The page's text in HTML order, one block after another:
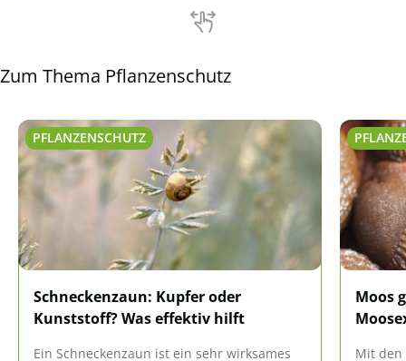
Zum Thema Pflanzenschutz
PFLANZENSCHUTZ
Schneckenzaun: Kupfer oder
Kunststoff? Was effektiv hilft
Ein Schneckenzaun ist ein sehr wirksames
Moos
Mit den